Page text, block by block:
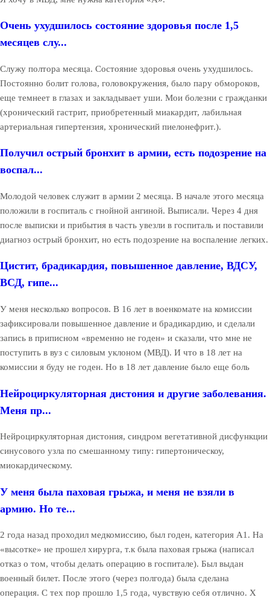
Очень ухудшилось состояние здоровья после 1,5
месяцев слу...
Служу полтора месяца. Состояние здоровья очень ухудшилось.
Постоянно болит голова, головокружения, было пару обмороков,
еще темнеет в глазах и закладывает уши. Мои болезни с гражданки
(хронический гастрит, приобретенный миакардит, лабильная
артериальная гипертензия, хронический пиелонефрит.).
Получил острый бронхит в армии, есть подозрение на
воспал...
Молодой человек служит в армии 2 месяца. В начале этого месяца
положили в госпиталь с гнойной ангиной. Выписали. Через 4 дня
после выписки и прибытия в часть увезли в госпиталь и поставили
диагноз острый бронхит, но есть подозрение на воспаление легких.
Цистит, брадикардия, повышенное давление, ВДСУ,
ВСД, гипе...
У меня несколько вопросов. В 16 лет в военкомате на комиссии
зафиксировали повышенное давление и брадикардию, и сделали
запись в приписном «временно не годен» и сказали, что мне не
поступить в вуз с силовым уклоном (МВД). И что в 18 лет на
комиссии я буду не годен. Но в 18 лет давление было еще боль
Нейроциркуляторная дистония и другие заболевания.
Меня пр...
Нейроциркуляторная дистония, синдром вегетативной дисфункции
синусового узла по смешанному типу: гипертоническоу,
миокардическому.
У меня была паховая грыжа, и меня не взяли в
армию. Но те...
2 года назад проходил медкомиссию, был годен, категория А1. На
«высотке» не прошел хирурга, т.к была паховая грыжа (написал
отказ о том, чтобы делать операцию в госпитале). Был выдан
военный билет. После этого (через полгода) была сделана
операция. С тех пор прошло 1,5 года, чувствую себя отлично. Х